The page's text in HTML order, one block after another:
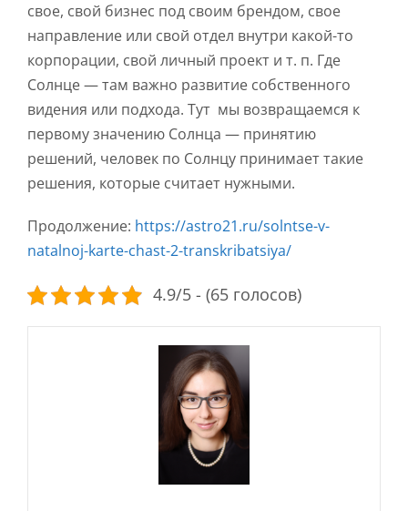
свое, свой бизнес под своим брендом, свое
направление или свой отдел внутри какой-то
корпорации, свой личный проект и т. п. Где
Солнце — там важно развитие собственного
видения или подхода. Тут мы возвращаемся к
первому значению Солнца — принятию
решений, человек по Солнцу принимает такие
решения, которые считает нужными.
Продолжение: https://astro21.ru/solntse-v-
natalnoj-karte-chast-2-transkribatsiya/
4.9/5 - (65 голосов)